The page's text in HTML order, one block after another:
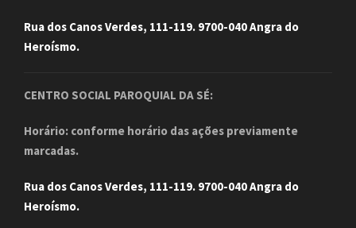
Rua dos Canos Verdes, 111-119. 9700-040 Angra do
Heroísmo.
CENTRO SOCIAL PAROQUIAL DA SÉ:
Horário: conforme horário das ações previamente
marcadas.
Rua dos Canos Verdes, 111-119. 9700-040 Angra do
Heroísmo.